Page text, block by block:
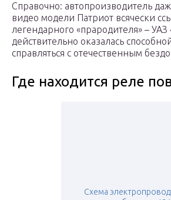
Справочно: автопроизводитель
видео модели Патриот всячески
легендарного «прародителя» –
действительно оказалась
справляться с отечественным
Где находится реле
Схема